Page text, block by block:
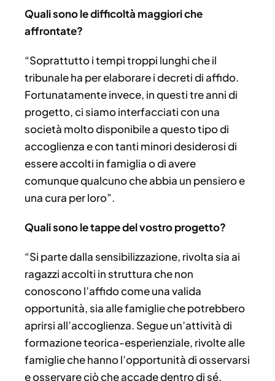
Quali sono le difficoltà maggiori che
affrontate?
“Soprattutto i tempi troppi lunghi che il
tribunale ha per elaborare i decreti di affido.
Fortunatamente invece, in questi tre anni di
progetto, ci siamo interfacciati con una
società molto disponibile a questo tipo di
accoglienza e con tanti minori desiderosi di
essere accolti in famiglia o di avere
comunque qualcuno che abbia un pensiero e
una cura per loro”.
Quali sono le tappe del vostro progetto?
“Si parte dalla sensibilizzazione, rivolta sia ai
ragazzi accolti in struttura che non
conoscono l’affido come una valida
opportunità, sia alle famiglie che potrebbero
aprirsi all’accoglienza. Segue un’attività di
formazione teorica-esperienziale, rivolte alle
famiglie che hanno l’opportunità di osservarsi
e osservare ciò che accade dentro di sé,